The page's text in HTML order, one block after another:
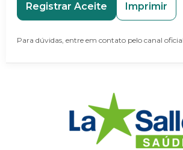
Registrar Aceite Imprimir
Para dúvidas, entre em contato pelo canal